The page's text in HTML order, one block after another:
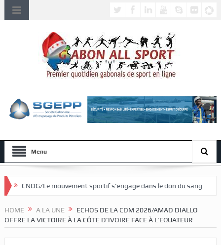
Menu
sportif s’engage dans le don du sang
HOME A LA UNE
ECHOS DE LA CDM 2026/AMAD DIALLO
OFFRE LA VICTOIRE À LA CÔTE D’IVOIRE FACE À L’EQUATEUR